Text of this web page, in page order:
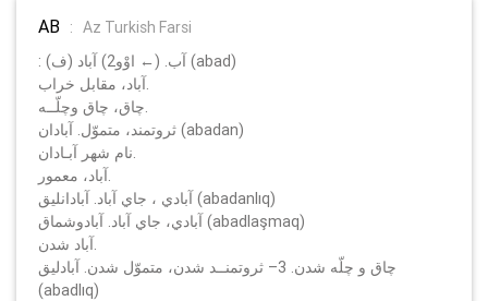
AB : Az Turkish Farsi
: (ف) آب. (← اوْو2) آباد (abad)
ثروتمند، متموّل. آبادان (abadan)
آبادي ، جاي آباد. آبادانليق (abadanlıq)
آبادي، جاي آباد. آبادوشماق (abadlaşmaq)
چاق و چلّه شدن. 3– ثروتمنــد شدن، متموّل شدن. آبادليق
(abadlıq)